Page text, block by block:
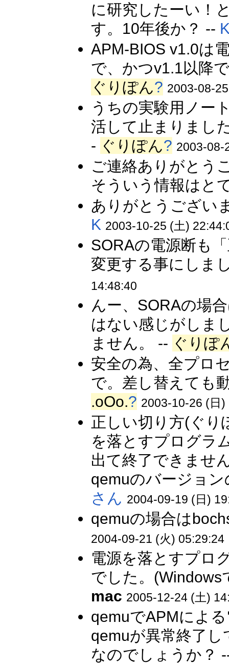
に研究したーい！
す。10年後か？ --
APM-BIOS v1.0は
で、かつv1.1以降
ぐりぽん? 2003-08-
うちの実験用ノー
活して止まりまし
- ぐりぽん? 2003-08-
ご連絡ありがとう
そういう情報はと
ありがとうござい
K 2003-10-25 (土)
SORAの電源断も
変更する事にしま
14:48:40
んー、SORAの場
はない感じがしま
ません。 -- ぐりぽ
安全の為、全プロ
で。差し替えても
.oOo.? 2003-10-26 (日)
正しい切り方(ぐり
を落とすプログラ
出て終了できませ
qemuのバージョ
さん 2004-09-19 (日)
qemuの場合は
2004-09-21 (火) 05:29:24
電源を落とすプロ
でした。
mac 2005-12-24 (土)
qemuでAPMによ
qemuが異常終了
なのでしょうか？